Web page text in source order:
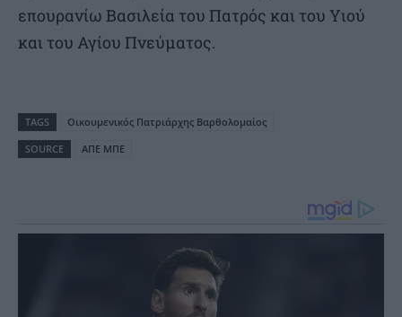
επουρανίω Βασιλεία του Πατρός και του Υιού
και του Αγίου Πνεύματος.
TAGS
Οικουμενικός Πατριάρχης Βαρθολομαίος
SOURCE
ΑΠΕ ΜΠΕ